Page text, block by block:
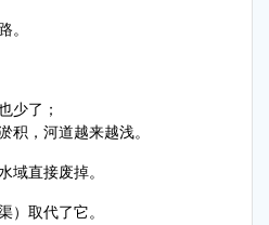
。
少了；
积，河道越来越浅。
域直接废掉。
）取代了它。